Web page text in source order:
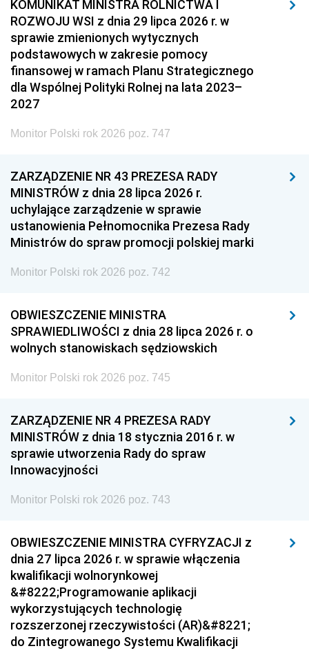
KOMUNIKAT MINISTRA ROLNICTWA I
ROZWOJU WSI z dnia 29 lipca 2026 r. w
sprawie zmienionych wytycznych
podstawowych w zakresie pomocy
finansowej w ramach Planu Strategicznego
dla Wspólnej Polityki Rolnej na lata 2023–
2027
Monitor Polski rok 2026 poz. 747
ZARZĄDZENIE NR 43 PREZESA RADY
MINISTRÓW z dnia 28 lipca 2026 r.
uchylające zarządzenie w sprawie
ustanowienia Pełnomocnika Prezesa Rady
Ministrów do spraw promocji polskiej marki
Monitor Polski rok 2026 poz. 742
OBWIESZCZENIE MINISTRA
SPRAWIEDLIWOŚCI z dnia 28 lipca 2026 r. o
wolnych stanowiskach sędziowskich
Monitor Polski rok 2026 poz. 745
ZARZĄDZENIE NR 4 PREZESA RADY
MINISTRÓW z dnia 18 stycznia 2016 r. w
sprawie utworzenia Rady do spraw
Innowacyjności
Monitor Polski rok 2026 poz. 743
OBWIESZCZENIE MINISTRA CYFRYZACJI z
dnia 27 lipca 2026 r. w sprawie włączenia
kwalifikacji wolnorynkowej
&#8222;Programowanie aplikacji
wykorzystujących technologię
rozszerzonej rzeczywistości (AR)&#8221;
do Zintegrowanego Systemu Kwalifikacji